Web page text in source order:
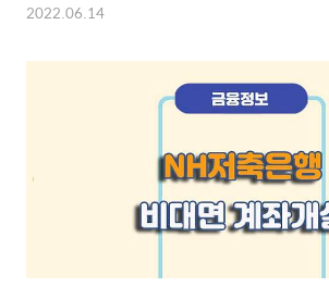
2022.06.14